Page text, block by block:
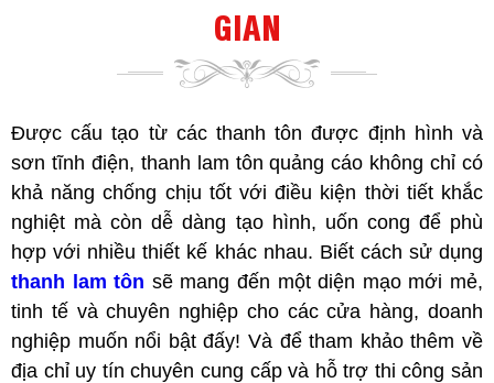
GIAN
Được cấu tạo từ các thanh tôn được định hình và
sơn tĩnh điện, thanh lam tôn quảng cáo không chỉ có
khả năng chống chịu tốt với điều kiện thời tiết khắc
nghiệt mà còn dễ dàng tạo hình, uốn cong để phù
hợp với nhiều thiết kế khác nhau. Biết cách sử dụng
thanh lam tôn sẽ mang đến một diện mạo mới mẻ,
tinh tế và chuyên nghiệp cho các cửa hàng, doanh
nghiệp muốn nổi bật đấy! Và để tham khảo thêm về
địa chỉ uy tín chuyên cung cấp và hỗ trợ thi công sản